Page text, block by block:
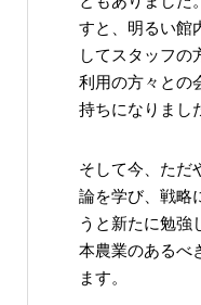
すと、明るい館
してスタッフの
利用の方々と
持ちになりまし
そして今、ただ
論を学び、戦略
うと新たに勉強
本農業のあるべ
ます。